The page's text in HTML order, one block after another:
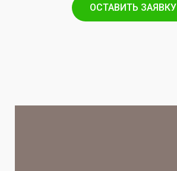
ОСТАВИТЬ ЗАЯВКУ​